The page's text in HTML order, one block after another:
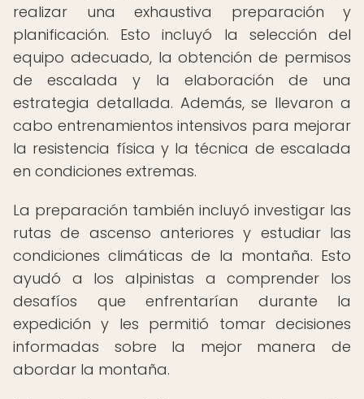
realizar una exhaustiva preparación y
planificación. Esto incluyó la selección del
equipo adecuado, la obtención de permisos
de escalada y la elaboración de una
estrategia detallada. Además, se llevaron a
cabo entrenamientos intensivos para mejorar
la resistencia física y la técnica de escalada
en condiciones extremas.
La preparación también incluyó investigar las
rutas de ascenso anteriores y estudiar las
condiciones climáticas de la montaña. Esto
ayudó a los alpinistas a comprender los
desafíos que enfrentarían durante la
expedición y les permitió tomar decisiones
informadas sobre la mejor manera de
abordar la montaña.